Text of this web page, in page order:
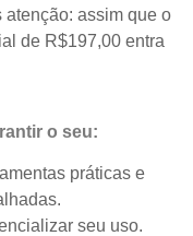
atenção: assim que o
de R$197,00 entra
o seu:
práticas e
seu uso.